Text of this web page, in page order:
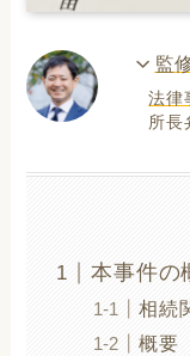
監
法律
所長
本事件の
相続
概要